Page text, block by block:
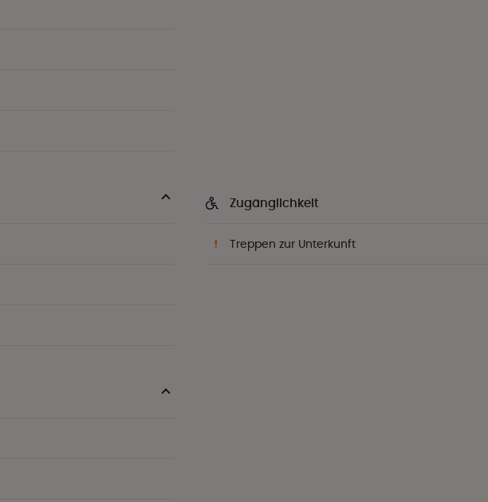
Zugänglichkeit
Treppen zur Unterkunft